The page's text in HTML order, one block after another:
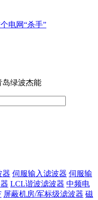
电网“杀手”
绿波杰能
器 伺服输入滤波器 伺服输
LCL谐波滤波器 中频电
屏蔽机房/军标级滤波器 磁